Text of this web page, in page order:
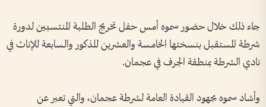
جاء ذلك خلال حضور سموه أمس حفل تخريج الطلبة المنتسبين لدورة
شرطة المستقبل بنسختها الخامسة والعشرين للذكور والسابعة للإناث في
نادي الشرطة بمنطقة الجرف في عجمان.
وأشاد سموه بجهود القيادة العامة لشرطة عجمان، والتي تعبر عن